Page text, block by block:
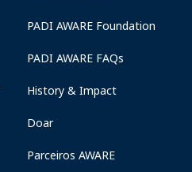
PADI AWARE Foundation
PADI AWARE FAQs
History & Impact
Doar
Parceiros AWARE